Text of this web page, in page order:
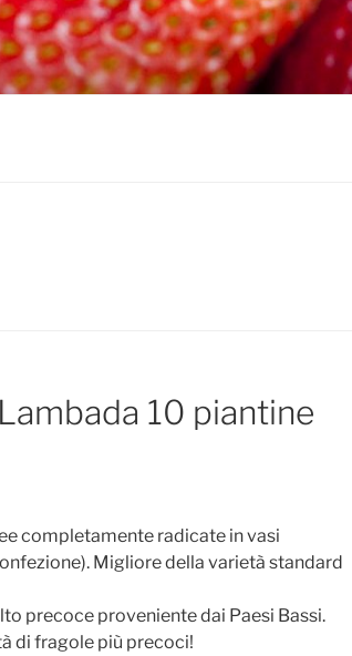
10 piantine
completamente radicate in vasi
Migliore della varietà standard
precoce proveniente dai Paesi Bassi.
di fragole più precoci!